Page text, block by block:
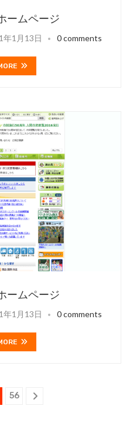
ームページ
年1月13日 0 comments
ームページ
年1月13日 0 comments
56